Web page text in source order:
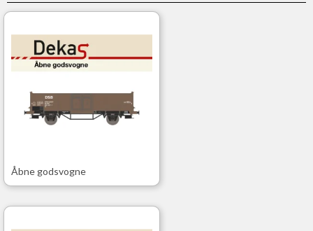
Åbne godsvogne